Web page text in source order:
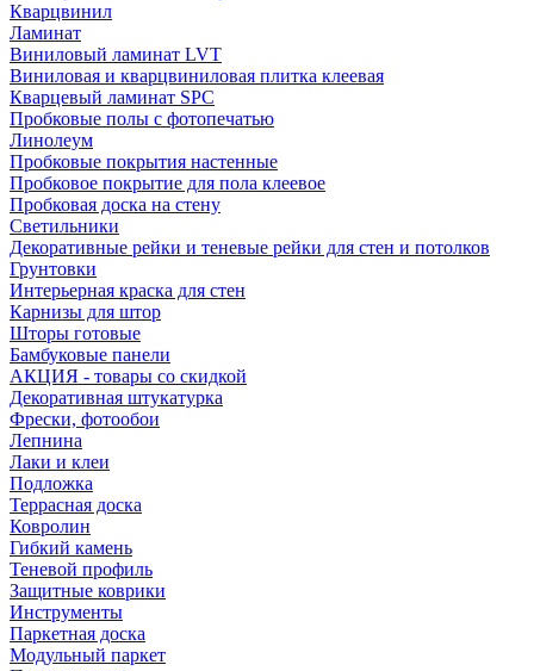
Кварцвинил
Ламинат
Виниловый ламинат LVT
Виниловая и кварцвиниловая плитка клеевая
Кварцевый ламинат SPC
Пробковые полы с фотопечатью
Линолеум
Пробковые покрытия настенные
Пробковое покрытие для пола клеевое
Пробковая доска на стену
Светильники
Декоративные рейки и теневые рейки для стен и потолков
Грунтовки
Интерьерная краска для стен
Карнизы для штор
Шторы готовые
Бамбуковые панели
АКЦИЯ - товары со скидкой
Декоративная штукатурка
Фрески, фотообои
Лепнина
Лаки и клеи
Подложка
Террасная доска
Ковролин
Гибкий камень
Теневой профиль
Защитные коврики
Инструменты
Паркетная доска
Модульный паркет